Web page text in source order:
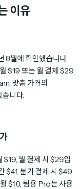
이유
8월에 확인했습니다.
$19 또는 월 결제 $29
맞춤 가격의
니다.
월 결제 시 $29입
$41, 분기 결제 시 $49
$10, 팀용 Pro는 사용